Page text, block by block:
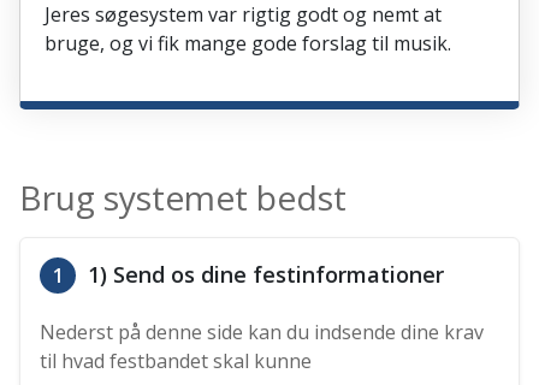
Jeres søgesystem var rigtig godt og nemt at
bruge, og vi fik mange gode forslag til musik.
Brug systemet bedst
1 1) Send os dine festinformationer
Nederst på denne side kan du indsende dine krav
til hvad festbandet skal kunne